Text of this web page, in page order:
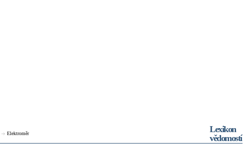
Elektroměr
Lexikon
vědomostí